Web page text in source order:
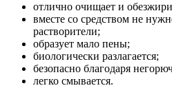
отлично очищает и
вместе со средством не
растворители;
образует мало пены;
биологически разлагается;
безопасно благодаря
легко смывается.